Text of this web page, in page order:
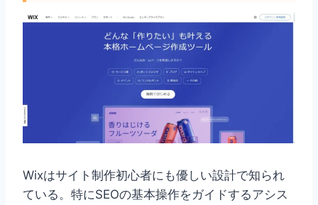
Wixはサイト制作初心者にも優しい設計で知られ
ている。特にSEOの基本操作をガイドするアシス